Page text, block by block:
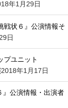
年1月29日
戦状６』公演情報そ
日
プユニット
2018年1月17日
』公演情報・出演者